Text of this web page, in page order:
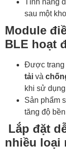
Tính năng
sau một
Module
BLE hoạt
Được trang
tải và
khi sử
Sản phẩm
tăng độ
Lắp đặt
nhiều loại